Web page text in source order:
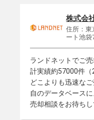
NEW!
株式会
住所：東
ート池袋
ランドネットでご
計実績約57000件
どこよりも迅速な
自のデータベース
売却相談をお待ちし